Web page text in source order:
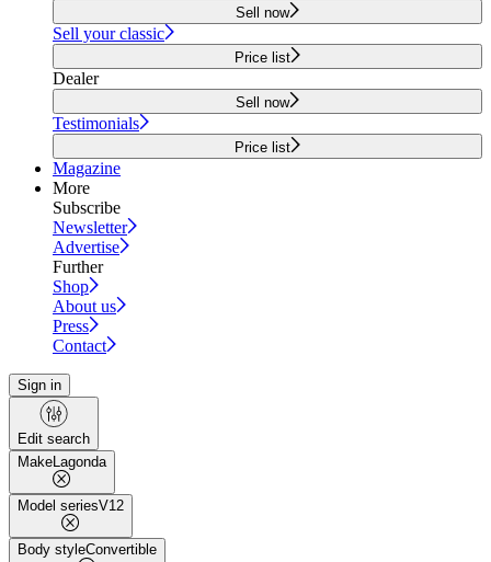
Sell now
Sell your classic
Price list
Dealer
Sell now
Testimonials
Price list
Magazine
More
Subscribe
Newsletter
Advertise
Further
Shop
About us
Press
Contact
Sign in
Edit search
MakeLagonda
Model seriesV12
Body styleConvertible